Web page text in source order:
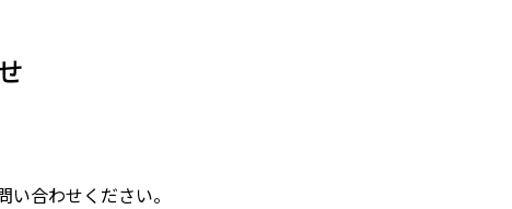
合わせください。